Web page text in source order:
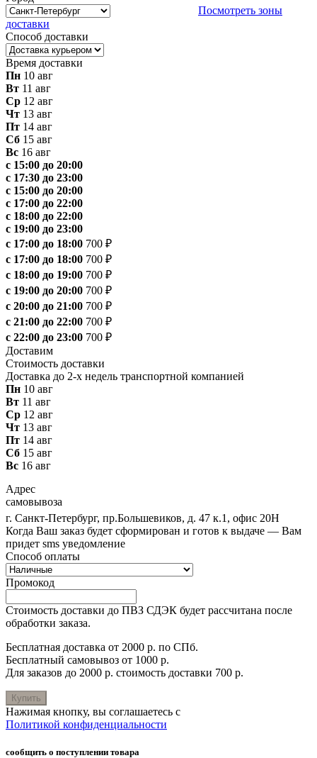
Посмотреть зоны
доставки
Способ доставки
Время доставки
Пн 10 авг
Вт 11 авг
Ср 12 авг
Чт 13 авг
Пт 14 авг
Сб 15 авг
Вс 16 авг
с 15:00 до 20:00
с 17:30 до 23:00
с 15:00 до 20:00
с 17:00 до 22:00
с 18:00 до 22:00
с 19:00 до 23:00
с 17:00 до 18:00 700 ₽
с 17:00 до 18:00 700 ₽
с 18:00 до 19:00 700 ₽
с 19:00 до 20:00 700 ₽
с 20:00 до 21:00 700 ₽
с 21:00 до 22:00 700 ₽
с 22:00 до 23:00 700 ₽
Доставим
Стоимость доставки
Доставка до 2-х недель транспортной компанией
Пн 10 авг
Вт 11 авг
Ср 12 авг
Чт 13 авг
Пт 14 авг
Сб 15 авг
Вс 16 авг
Адрес
самовывоза
г. Санкт-Петербург, пр.Большевиков, д. 47 к.1, офис 20Н
Когда Ваш заказ будет сформирован и готов к выдаче — Вам
придет sms уведомление
Способ оплаты
Промокод
Стоимость доставки до ПВЗ СДЭК будет рассчитана после
обработки заказа.
Бесплатная доставка от 2000 р. по СПб.
Бесплатный самовывоз от 1000 р.
Для заказов до 2000 р. стоимость доставки 700 р.
Купить
Нажимая кнопку, вы соглашаетесь с
Политикой конфиденциальности
сообщить о поступлении товара